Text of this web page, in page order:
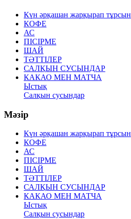
Күн әрқашан жарқырап тұрсын
КОФЕ
АС
ПІСІРМЕ
ШАЙ
ТӘТТІЛЕР
САЛҚЫН СУСЫНДАР
КАКАО МЕН МАТЧА
Ыстық
Салқын сусындар
Мәзір
Күн әрқашан жарқырап тұрсын
КОФЕ
АС
ПІСІРМЕ
ШАЙ
ТӘТТІЛЕР
САЛҚЫН СУСЫНДАР
КАКАО МЕН МАТЧА
Ыстық
Салқын сусындар